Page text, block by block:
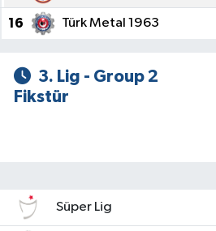
16 Türk Metal 1963
3. Lig - Group 2
Fikstür
Süper Lig